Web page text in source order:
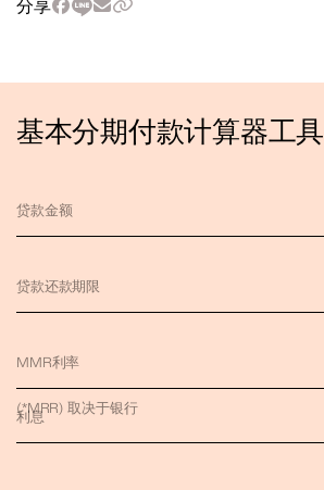
分享
基本分期付款计算器工具
贷款金额
贷款还款期限
MMR利率
(*MRR) 取决于银行
利息